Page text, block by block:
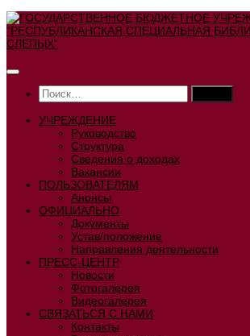
Перейти
к
содержимому
Найти:
УЧРЕЖДЕНИЕ
Руководство
Структура
Сведения о доходах
Вакансии
ПОЛЬЗОВАТЕЛЯМ
Анонсы
ОФИЦИАЛЬНО
Документы
Устав/положение
Направления деятельности
ПРЕСС-ЦЕНТР
Новости
Фотогалерея
Видеогалерея
СВЯЗАТЬСЯ С НАМИ
Контакты